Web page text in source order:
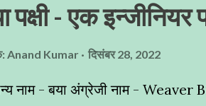
पक्षी - एक इन्जीनियर
Anand Kumar दिसंबर 28, 2022
नाम - बया अंग्रेजी नाम - Weaver